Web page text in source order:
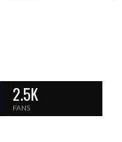
2.5K
FANS